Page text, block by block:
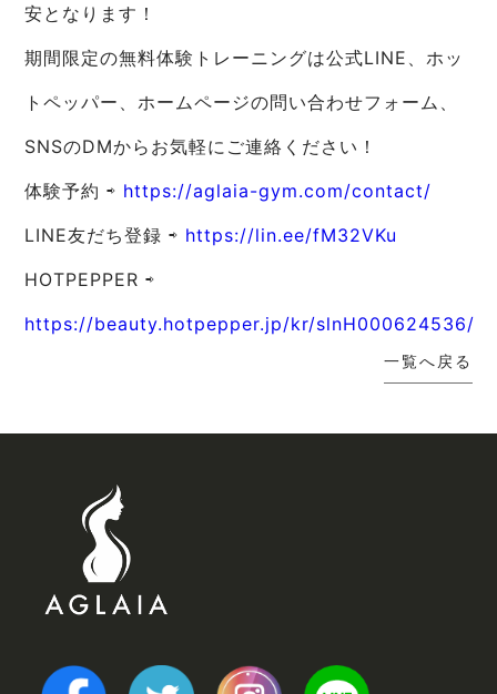
安となります！
期間限定の無料体験トレーニングは公式LINE、ホッ
トペッパー、ホームページの問い合わせフォーム、
SNSのDMからお気軽にご連絡ください！
体験予約 ⇨ https://aglaia-gym.com/contact/
LINE友だち登録 ⇨ https://lin.ee/fM32VKu
HOTPEPPER ⇨
https://beauty.hotpepper.jp/kr/slnH000624536/
一覧へ戻る